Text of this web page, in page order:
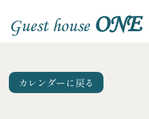
Guest house ONE
カレンダーに戻る